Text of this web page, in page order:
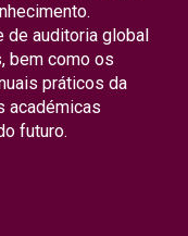
auditoria global
bem como os
práticos da
académicas
futuro.